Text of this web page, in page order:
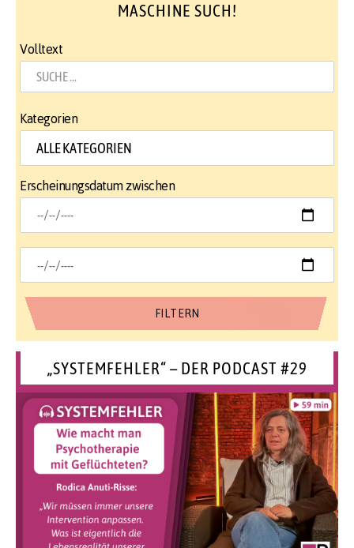
MASCHINE SUCH!
Volltext
Kategorien
Erscheinungsdatum zwischen
„SYSTEMFEHLER“ – DER PODCAST #29